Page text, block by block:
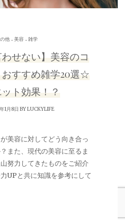
他 . 美容 . 雑学
わせない】美容のコ
すすめ雑学20選☆
ト効果！？
1月8日 BYLUCKYLIFE
美容に対してどう向き合っ
また、現代の美容に至るま
努力してきたものをご紹介
UPと共に知識を参考にして